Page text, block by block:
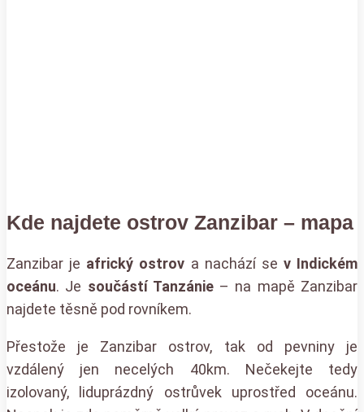
Kde najdete ostrov Zanzibar – mapa
Zanzibar je africký ostrov a nachází se v Indickém
oceánu. Je součástí Tanzánie– na mapě Zanzibar
najdete těsně pod rovníkem.
Přestože je Zanzibar ostrov, tak od pevniny je
vzdálený jen necelých 40km. Nečekejte tedy
izolovaný, liduprázdný ostrůvek uprostřed oceánu.